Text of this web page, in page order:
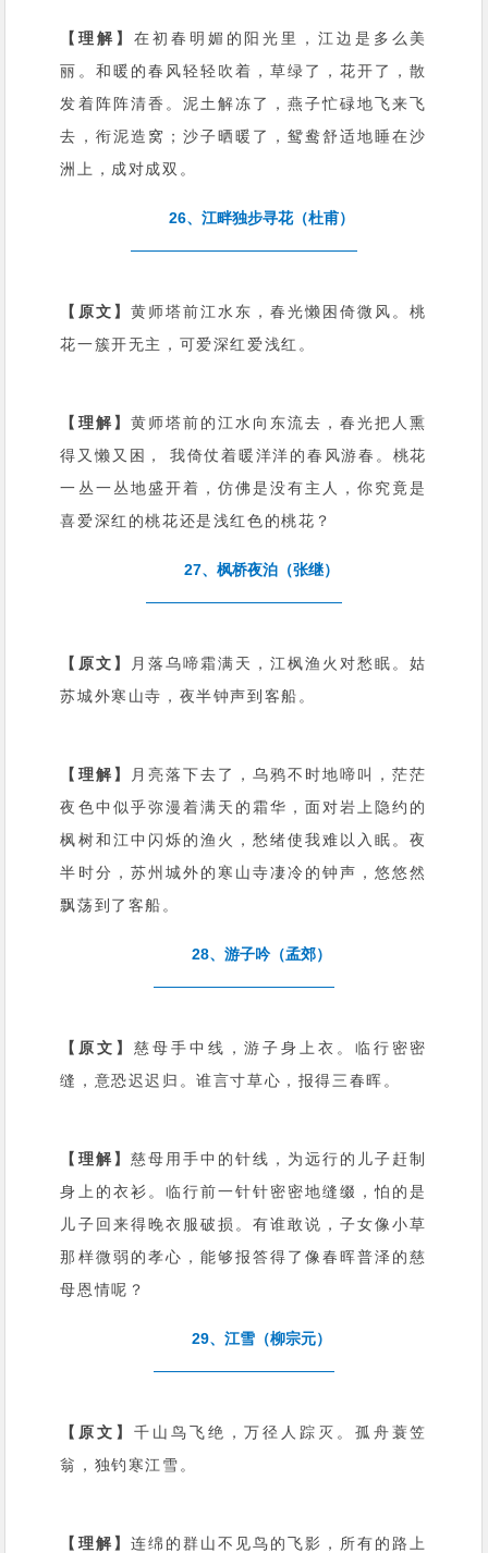
【理解】在初春明媚的阳光里，江边是多么美
丽。和暖的春风轻轻吹着，草绿了，花开了，散
发着阵阵清香。泥土解冻了，燕子忙碌地飞来飞
去，衔泥造窝；沙子晒暖了，鸳鸯舒适地睡在沙
洲上，成对成双。
26、江畔独步寻花（杜甫）
【原文】 黄师塔前江水东，春光懒困倚微风。桃
花一簇开无主，可爱深红爱浅红。
【理解】 黄师塔前的江水向东流去，春光把人熏
得又懒又困， 我倚仗着暖洋洋的春风游春。桃花
一丛一丛地盛开着，仿佛是没有主人，你究竟是
喜爱深红的桃花还是浅红色的桃花？
27、枫桥夜泊（张继）
【原文】
月落乌啼霜满天，江枫渔火对愁眠。姑
苏城外寒山寺，夜半钟声到客船。
【理解】
月亮落下去了，乌鸦不时地啼叫，茫茫
夜色中似乎弥漫着满天的霜华，面对岩上隐约的
枫树和江中闪烁的渔火，愁绪使我难以入眠。夜
半时分，苏州城外的寒山寺凄冷的钟声，悠悠然
飘荡到了客船。
28、游子吟（孟郊）
【原文】慈母手中线，游子身上衣。临行密密
缝，意恐迟迟归。谁言寸草心，报得三春晖。
【理解】 慈母用手中的针线，为远行的儿子赶制
身上的衣衫。临行前一针针密密地缝缀，怕的是
儿子回来得晚衣服破损。有谁敢说，子女像小草
那样微弱的孝心，能够报答得了像春晖普泽的慈
母恩情呢？
29、江雪（柳宗元）
【原文】千山鸟飞绝，万径人踪灭。孤舟蓑笠
翁，独钓寒江雪。
【理解】 连绵的群山不见鸟的飞影，所有的路上